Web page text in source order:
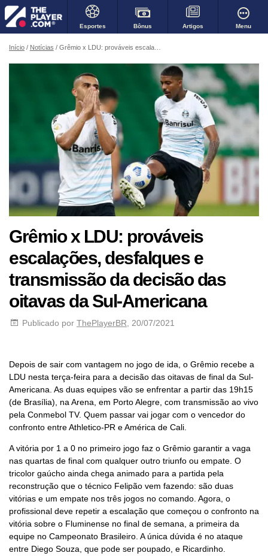
Esportes Bônus Artigos Menu
Início Notícias Grêmio x LDU: prováveis escalações, desfalques e transmissão da decisão das oitavas da Sul-Americana
Grêmio x LDU: prováveis
escalações, desfalques e
transmissão da decisão das
oitavas da Sul-Americana
Publicado por ThePlayerBR , 20/07/2021
Depois de sair com vantagem no jogo de ida, o Grêmio recebe a
LDU nesta terça-feira para a decisão das oitavas de final da Sul-
Americana. As duas equipes vão se enfrentar a partir das 19h15
(de Brasília), na Arena, em Porto Alegre, com transmissão ao vivo
pela Conmebol TV. Quem passar vai jogar com o vencedor do
confronto entre Athletico-PR e América de Cali.
A vitória por 1 a 0 no primeiro jogo faz o Grêmio garantir a vaga
nas quartas de final com qualquer outro triunfo ou empate. O
tricolor gaúcho ainda chega animado para a partida pela
reconstrução que o técnico Felipão vem fazendo: são duas
vitórias e um empate nos três jogos no comando. Agora, o
profissional deve repetir a escalação que começou o confronto na
vitória sobre o Fluminense no final de semana, a primeira da
equipe no Campeonato Brasileiro. A única dúvida é no ataque
entre Diego Souza, que pode ser poupado, e Ricardinho.